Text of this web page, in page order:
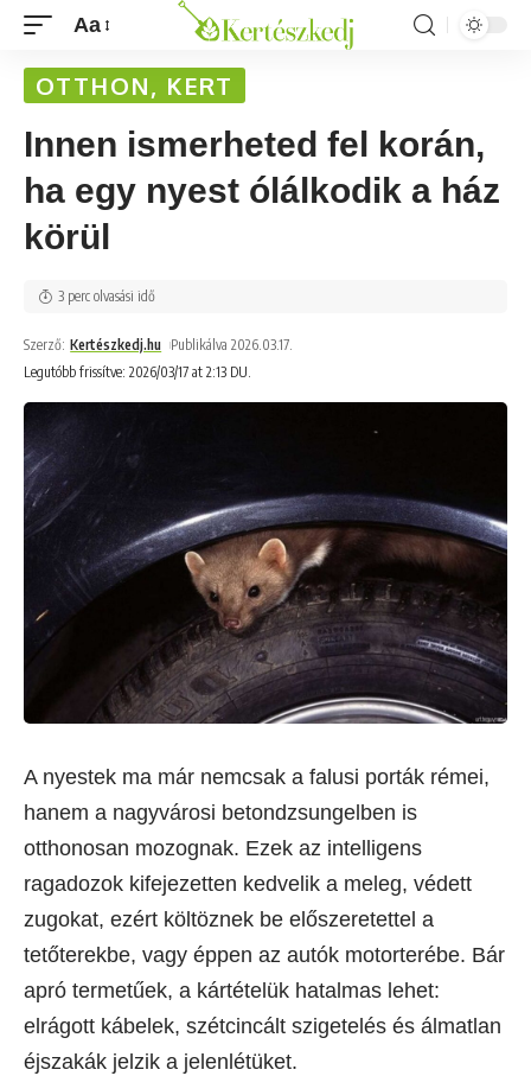
Aa
OTTHON, KERT
Innen ismerheted fel korán,
ha egy nyest ólálkodik a ház
körül
Legutóbb frissítve: 2026/03/17 at 2:13 DU.
Szerző: Kertészkedj.hu Publikálva 2026.03.17.
3 perc olvasási idő
A nyestek ma már nemcsak a falusi porták rémei,
hanem a nagyvárosi betondzsungelben is
otthonosan mozognak. Ezek az intelligens
ragadozok kifejezetten kedvelik a meleg, védett
zugokat, ezért költöznek be előszeretettel a
tetőterekbe, vagy éppen az autók motorterébe. Bár
apró termetűek, a kártételük hatalmas lehet:
elrágott kábelek, szétcincált szigetelés és álmatlan
éjszakák jelzik a jelenlétüket.